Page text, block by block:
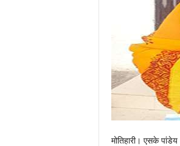
मोतिहारी। एसके पांडेय